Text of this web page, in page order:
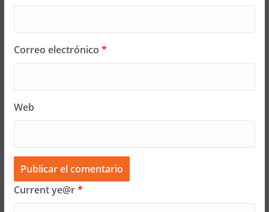
Correo electrónico *
Web
Current ye@r*